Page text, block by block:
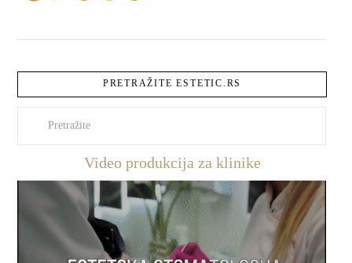
PRETRAŽITE ESTETIC.RS
Video produkcija za klinike